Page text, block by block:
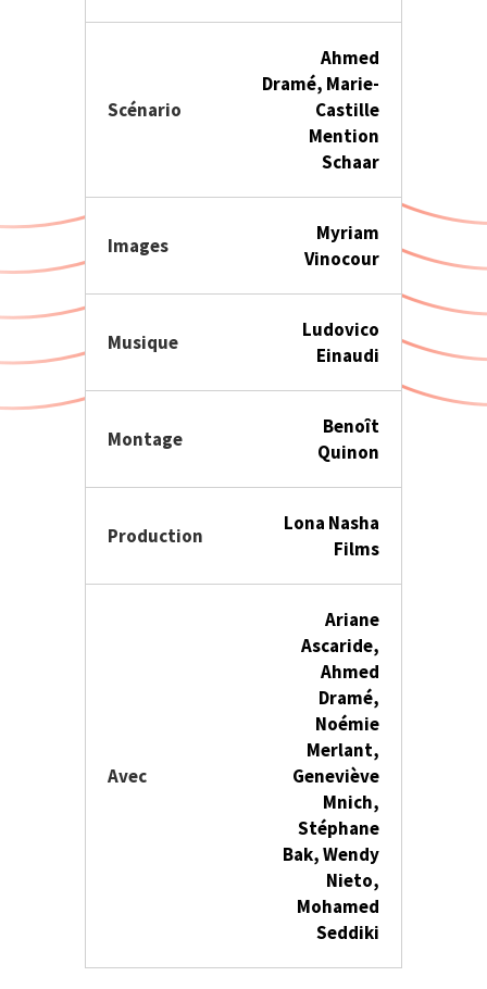
Scénario
Ahmed
Dramé, Marie-
Castille
Mention
Schaar
Images
Myriam
Vinocour
Musique
Ludovico
Einaudi
Montage
Benoît
Quinon
Production
Lona Nasha
Films
Avec
Ariane
Ascaride,
Ahmed
Dramé,
Noémie
Merlant,
Geneviève
Mnich,
Stéphane
Bak, Wendy
Nieto,
Mohamed
Seddiki